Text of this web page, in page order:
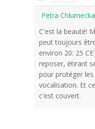
Petra Chlumecka
C'est la beauté!
peut toujours
environ 20: 25
reposer, étirant
pour protéger
vocalisation. Et
c'est couvert.